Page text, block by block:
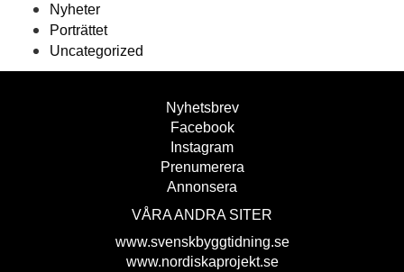
Nyheter
Porträttet
Uncategorized
Nyhetsbrev
Facebook
Instagram
Prenumerera
Annonsera
VÅRA ANDRA SITER
www.svenskbyggtidning.se
www.nordiskaprojekt.se